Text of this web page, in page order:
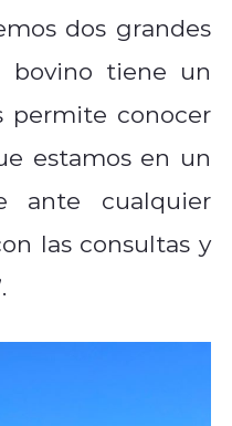
dos grandes
bovino tiene un
permite conocer
estamos en un
ante cualquier
las consultas y